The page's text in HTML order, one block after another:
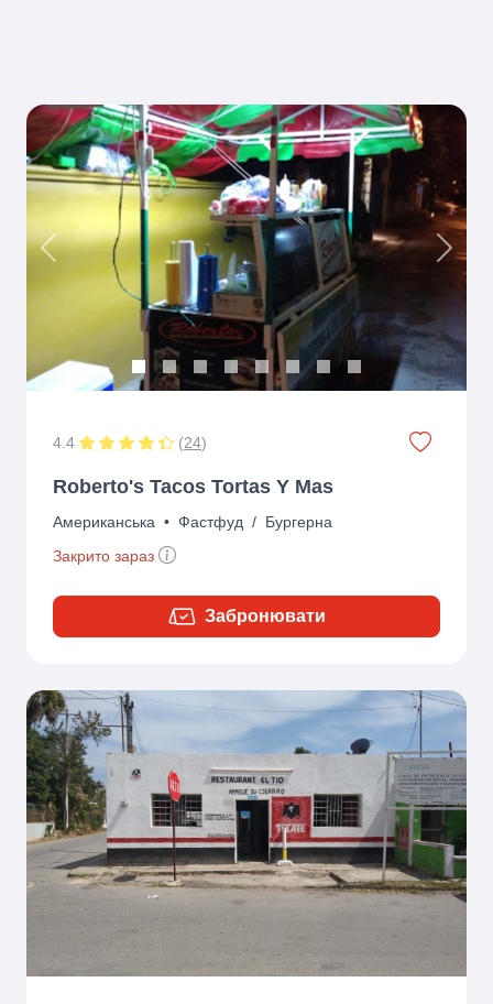
Previous Next
4.4 (24)
Roberto's Tacos Tortas Y Mas
Американська • Фастфуд / Бургерна
Закрито зараз
Забронювати